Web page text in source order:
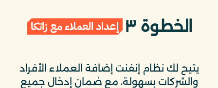
الخطوة ٣ إعداد العملاء مع زاتكا
يتيح لك نظام إنفنت إضافة العملاء الأفراد
والشركات بسهولة، مع ضمان إدخال جميع